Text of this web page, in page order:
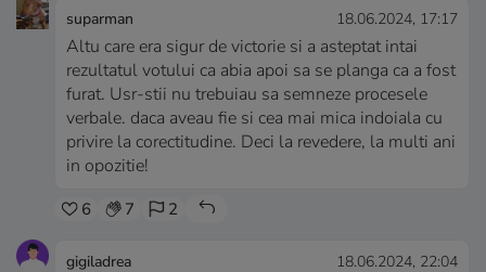
suparman 18.06.2024, 17:17
Altu care era sigur de victorie si a asteptat intai
rezultatul votului ca abia apoi sa se planga ca a fost
furat. Usr-stii nu trebuiau sa semneze procesele
verbale. daca aveau fie si cea mai mica indoiala cu
privire la corectitudine. Deci la revedere, la multi ani
in opozitie!
6 7 2
gigiladrea 18.06.2024, 22:04